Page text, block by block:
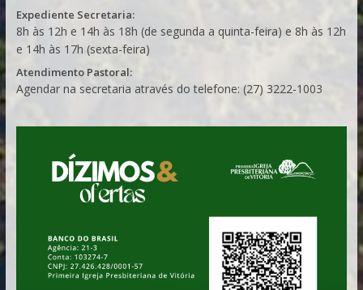
Expediente Secretaria:
8h às 12h e 14h às 18h (de segunda a quinta-feira) e 8h às 12h
e 14h às 17h (sexta-feira)
Atendimento Pastoral:
Agendar na secretaria através do telefone: (27) 3222-1003